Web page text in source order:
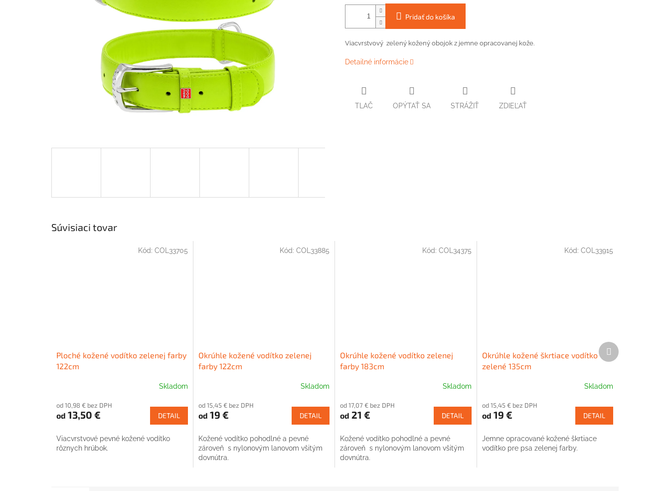
Pridať do košíka
Viacvrstvový zelený kožený obojok z jemne opracovanej kože.
Detailné informácie
TLAČ OPÝTAŤ SA STRÁŽIŤ ZDIEĽAŤ
Súvisiaci tovar
Ploché kožené vodítko zelenej farby
122cm
Skladom
od 10,98 € bez DPH
od 13,50 € DETAIL
Viacvrstvové pevné kožené vodítko
rôznych hrúbok.
Kód: COL33705
Okrúhle kožené vodítko zelenej
farby 122cm
Skladom
od 15,45 € bez DPH
od 19 € DETAIL
Kožené vodítko pohodlné a pevné
zároveň s nylonovým lanovom všitým
dovnútra.
Kód: COL33885
Okrúhle kožené vodítko zelenej
farby 183cm
Skladom
od 17,07 € bez DPH
od 21 € DETAIL
Kožené vodítko pohodlné a pevné
zároveň s nylonovým lanovom všitým
dovnútra.
Kód: COL34375
Okrúhle kožené škrtiace vodítko
zelené 135cm
Skladom
od 15,45 € bez DPH
od 19 € DETAIL
Jemne opracované kožené škrtiace
vodítko pre psa zelenej farby.
Kód: COL33915
Ďalší
produkt